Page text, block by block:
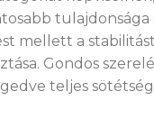
tulajdonsága
a
Gondos
teljes